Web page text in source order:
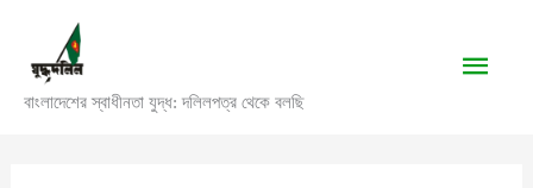
content
বাংলাদেশের স্বাধীনতা যুদ্ধ: দলিলপত্র থেকে বলছি
Main